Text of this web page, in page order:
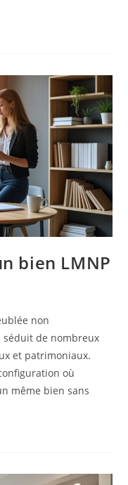
bien LMNP
non
séduit de nombreux
et patrimoniaux.
où
même bien sans